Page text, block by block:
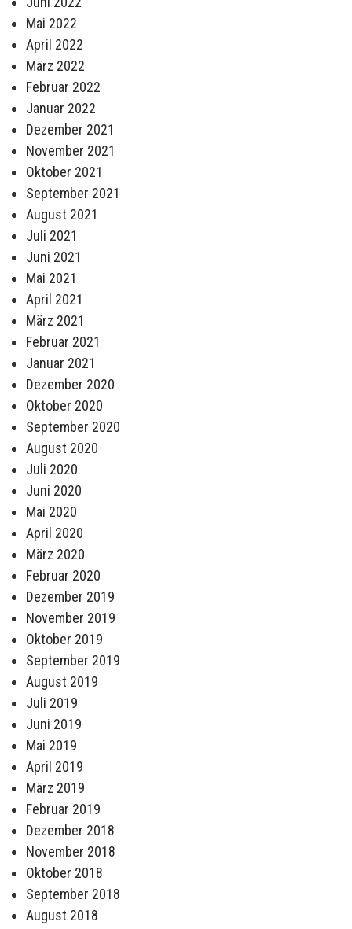
Mai 2022
April 2022
März 2022
Februar 2022
Januar 2022
Dezember 2021
November 2021
Oktober 2021
September 2021
August 2021
Juli 2021
Juni 2021
Mai 2021
April 2021
März 2021
Februar 2021
Januar 2021
Dezember 2020
Oktober 2020
September 2020
August 2020
Juli 2020
Juni 2020
Mai 2020
April 2020
März 2020
Februar 2020
Dezember 2019
November 2019
Oktober 2019
September 2019
August 2019
Juli 2019
Juni 2019
Mai 2019
April 2019
März 2019
Februar 2019
Dezember 2018
November 2018
Oktober 2018
September 2018
August 2018